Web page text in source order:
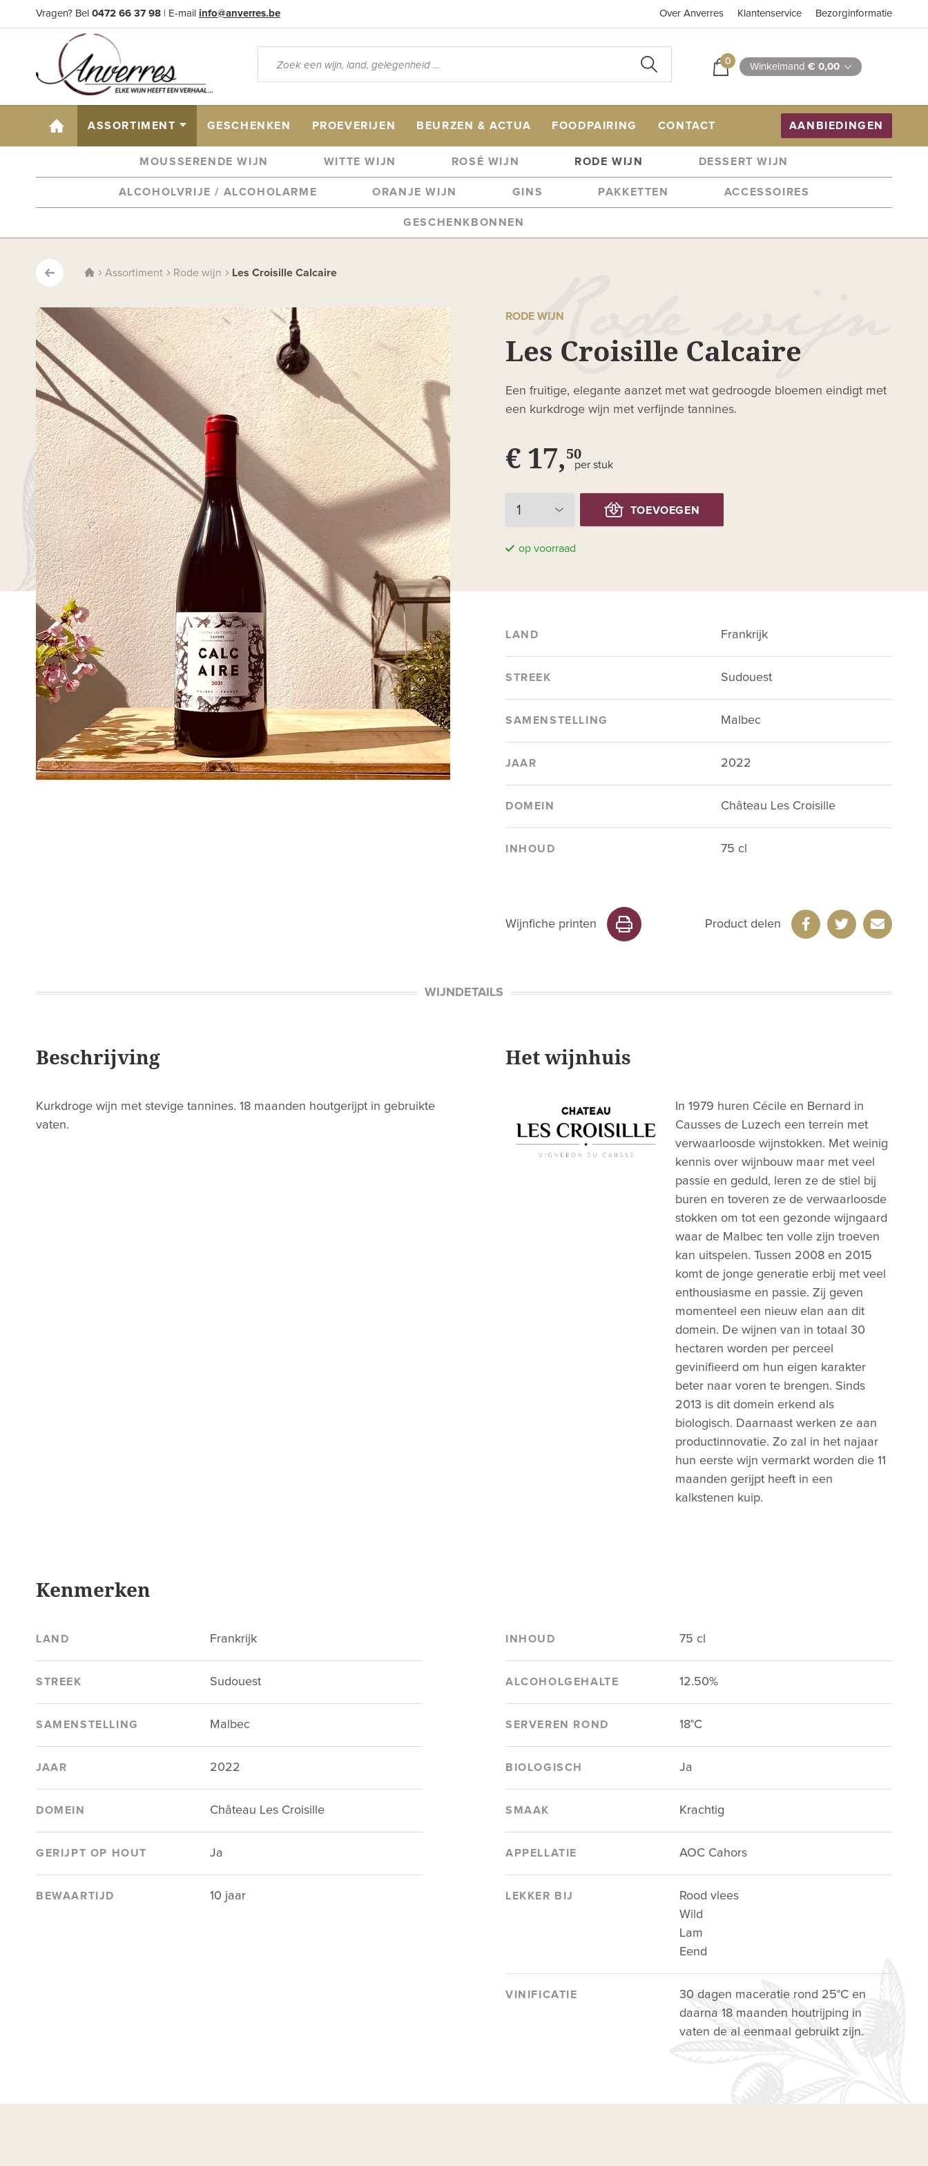
Vragen? Bel 0472 66 37 98 | E-mail info@anverres.be Over Anverres Klantenservice Bezorginformatie
0 Winkelmand € 0,00
HOME ASSORTIMENT GESCHENKEN PROEVERIJEN BEURZEN & ACTUA FOODPAIRING CONTACT AANBIEDINGEN
MOUSSERENDE WIJN WITTE WIJN ROSÉ WIJN RODE WIJN DESSERT WIJN
ALCOHOLVRIJE / ALCOHOLARME ORANJE WIJN GINS PAKKETTEN ACCESSOIRES
GESCHENKBONNEN
Assortiment Rode wijn Les Croisille Calcaire
RODE WIJN
Les Croisille Calcaire
Een fruitige, elegante aanzet met wat gedroogde bloemen eindigt met
een kurkdroge wijn met verfijnde tannines.
€ 17,50
per stuk
TOEVOEGEN
op voorraad
LAND Frankrijk
STREEK Sudouest
SAMENSTELLING Malbec
JAAR 2022
DOMEIN Château Les Croisille
INHOUD 75 cl
Wijnfiche printen Product delen
WIJNDETAILS
Beschrijving
Kurkdroge wijn met stevige tannines. 18 maanden houtgerijpt in gebruikte
vaten.
Het wijnhuis
In 1979 huren Cécile en Bernard in
Causses de Luzech een terrein met
verwaarloosde wijnstokken. Met weinig
kennis over wijnbouw maar met veel
passie en geduld, leren ze de stiel bij
buren en toveren ze de verwaarloosde
stokken om tot een gezonde wijngaard
waar de Malbec ten volle zijn troeven
kan uitspelen. Tussen 2008 en 2015
komt de jonge generatie erbij met veel
enthousiasme en passie. Zij geven
momenteel een nieuw elan aan dit
domein. De wijnen van in totaal 30
hectaren worden per perceel
gevinifieerd om hun eigen karakter
beter naar voren te brengen. Sinds
2013 is dit domein erkend als
biologisch. Daarnaast werken ze aan
productinnovatie. Zo zal in het najaar
hun eerste wijn vermarkt worden die 11
maanden gerijpt heeft in een
kalkstenen kuip.
Kenmerken
LAND Frankrijk
STREEK Sudouest
SAMENSTELLING Malbec
JAAR 2022
DOMEIN Château Les Croisille
GERIJPT OP HOUT Ja
BEWAARTIJD 10 jaar
INHOUD 75 cl
ALCOHOLGEHALTE 12.50%
SERVEREN ROND 18°C
BIOLOGISCH Ja
SMAAK Krachtig
APPELLATIE AOC Cahors
LEKKER BIJ
Rood vlees
Wild
Lam
Eend
VINIFICATIE
30 dagen maceratie rond 25°C en
daarna 18 maanden houtrijping in
vaten de al eenmaal gebruikt zijn.